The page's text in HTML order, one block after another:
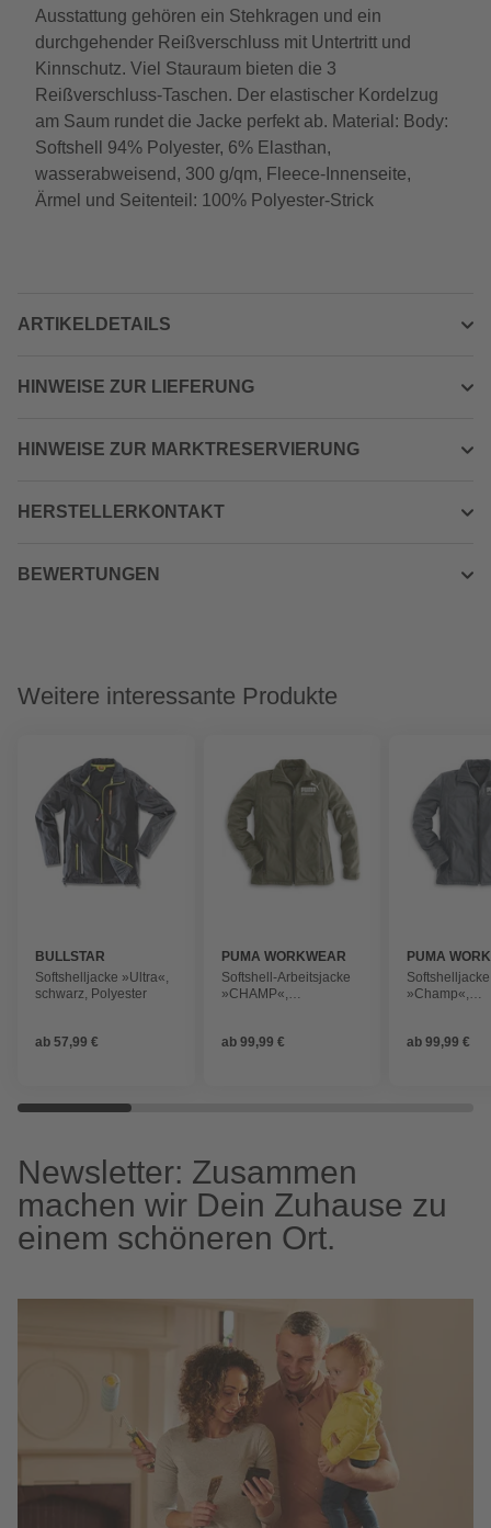
Ausstattung gehören ein Stehkragen und ein
durchgehender Reißverschluss mit Untertritt und
Kinnschutz. Viel Stauraum bieten die 3
Reißverschluss-Taschen. Der elastischer Kordelzug
am Saum rundet die Jacke perfekt ab. Material: Body:
Softshell 94% Polyester, 6% Elasthan,
wasserabweisend, 300 g/qm, Fleece-Innenseite,
Ärmel und Seitenteil: 100% Polyester-Strick
ARTIKELDETAILS
HINWEISE ZUR LIEFERUNG
HINWEISE ZUR MARKTRESERVIERUNG
HERSTELLERKONTAKT
BEWERTUNGEN
Weitere interessante Produkte
BULLSTAR
Softshelljacke »Ultra«,
schwarz, Polyester
ab 57,99 €
PUMA WORKWEAR
Softshell-Arbeitsjacke
»CHAMP«,
ab 99,99 €
PUMA
Softshelljacke
»Champ«,
ab99,99 €
Newsletter: Zusammen
machen wir Dein Zuhause zu
einem schöneren Ort.